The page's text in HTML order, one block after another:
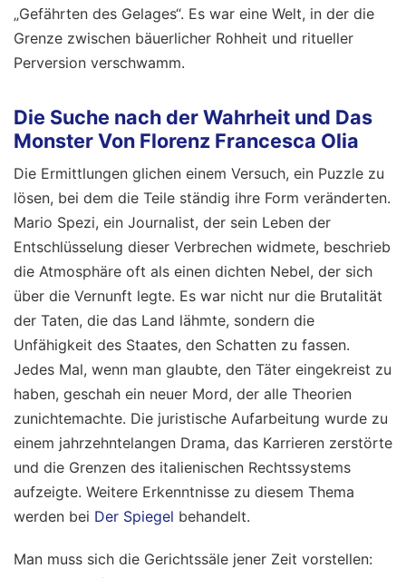
„Gefährten des Gelages“. Es war eine Welt, in der die
Grenze zwischen bäuerlicher Rohheit und ritueller
Perversion verschwamm.
Die Suche nach der Wahrheit und Das
Monster Von Florenz Francesca Olia
Die Ermittlungen glichen einem Versuch, ein Puzzle zu
lösen, bei dem die Teile ständig ihre Form veränderten.
Mario Spezi, ein Journalist, der sein Leben der
Entschlüsselung dieser Verbrechen widmete, beschrieb
die Atmosphäre oft als einen dichten Nebel, der sich
über die Vernunft legte. Es war nicht nur die Brutalität
der Taten, die das Land lähmte, sondern die
Unfähigkeit des Staates, den Schatten zu fassen.
Jedes Mal, wenn man glaubte, den Täter eingekreist zu
haben, geschah ein neuer Mord, der alle Theorien
zunichtemachte. Die juristische Aufarbeitung wurde zu
einem jahrzehntelangen Drama, das Karrieren zerstörte
und die Grenzen des italienischen Rechtssystems
aufzeigte. Weitere Erkenntnisse zu diesem Thema
werden bei Der Spiegel behandelt.
Man muss sich die Gerichtssäle jener Zeit vorstellen: